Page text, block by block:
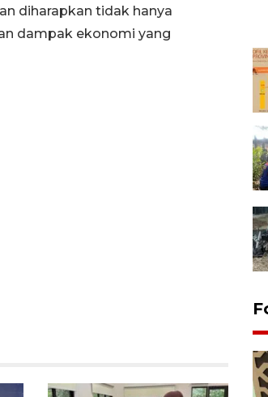
diharapkan tidak hanya
dampak ekonomi yang